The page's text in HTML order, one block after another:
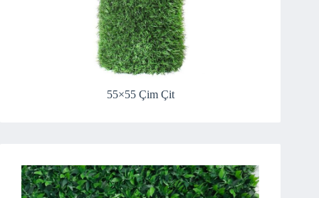
55×55 Çim Çit